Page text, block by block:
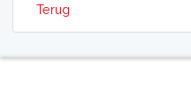
Terug